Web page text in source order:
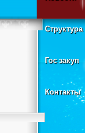
Структура
Гос закуп
Контакты